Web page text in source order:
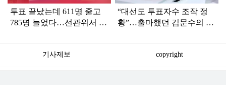
투표 끝났는데 611명 줄고
785명 늘었다…선관위서 포
“대선도 투표자수 조작 정
황”…출마했던 김문수의 반
기사제보 copyright